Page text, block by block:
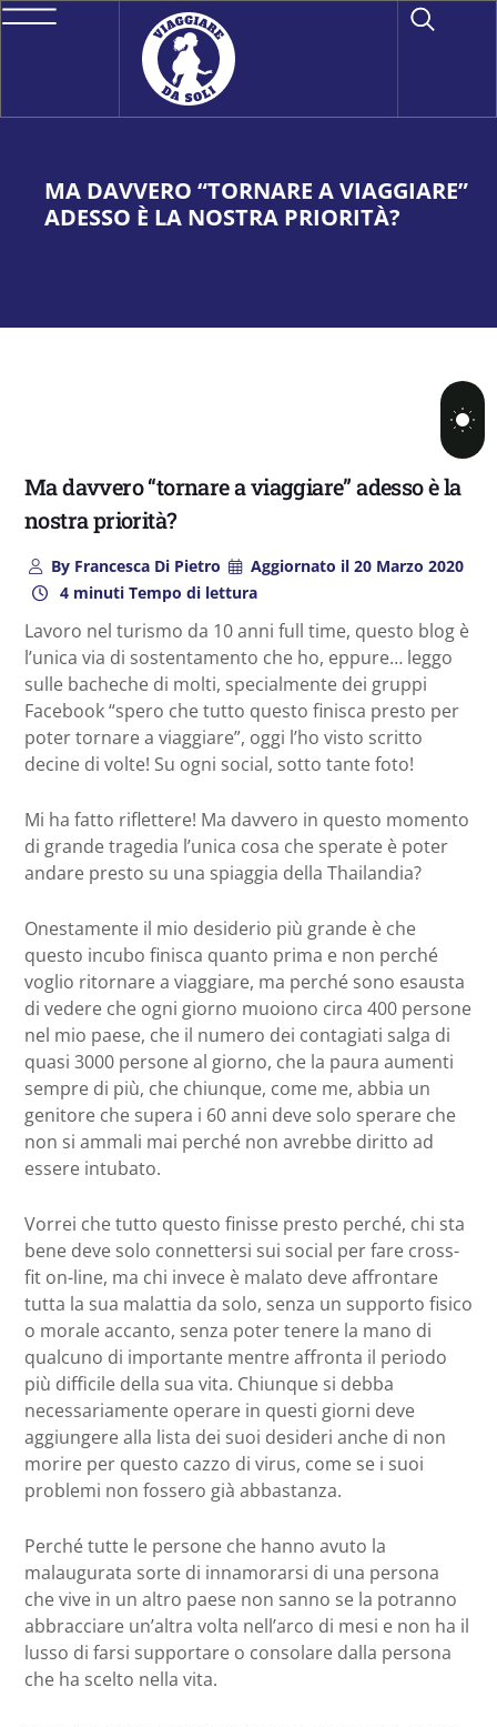
MA DAVVERO “TORNARE A VIAGGIARE”
ADESSO È LA NOSTRA PRIORITÀ?
Ma davvero “tornare a viaggiare” adesso è la
nostra priorità?
ByFrancesca Di Pietro Aggiornato il 20 Marzo 2020
4 minuti Tempo di lettura
Lavoro nel turismo da 10 anni full time, questo blog è
l’unica via di sostentamento che ho, eppure… leggo
sulle bacheche di molti, specialmente dei gruppi
Facebook “spero che tutto questo finisca presto per
poter tornare a viaggiare”, oggi l’ho visto scritto
decine di volte! Su ogni social, sotto tante foto!
Mi ha fatto riflettere! Ma davvero in questo momento
di grande tragedia l’unica cosa che sperate è poter
andare presto su una spiaggia della Thailandia?
Onestamente il mio desiderio più grande è che
questo incubo finisca quanto prima e non perché
voglio ritornare a viaggiare, ma perché sono esausta
di vedere che ogni giorno muoiono circa 400 persone
nel mio paese, che il numero dei contagiati salga di
quasi 3000 persone al giorno, che la paura aumenti
sempre di più, che chiunque, come me, abbia un
genitore che supera i 60 anni deve solo sperare che
non si ammali mai perché non avrebbe diritto ad
essere intubato.
Vorrei che tutto questo finisse presto perché, chi sta
bene deve solo connettersi sui social per fare cross-
fit on-line, ma chi invece è malato deve affrontare
tutta la sua malattia da solo, senza un supporto fisico
o morale accanto, senza poter tenere la mano di
qualcuno di importante mentre affronta il periodo
più difficile della sua vita. Chiunque si debba
necessariamente operare in questi giorni deve
aggiungere alla lista dei suoi desideri anche di non
morire per questo cazzo di virus, come se i suoi
problemi non fossero già abbastanza.
Perché tutte le persone che hanno avuto la
malaugurata sorte di innamorarsi di una persona
che vive in un altro paese non sanno se la potranno
abbracciare un’altra volta nell’arco di mesi e non ha il
lusso di farsi supportare o consolare dalla persona
che ha scelto nella vita.